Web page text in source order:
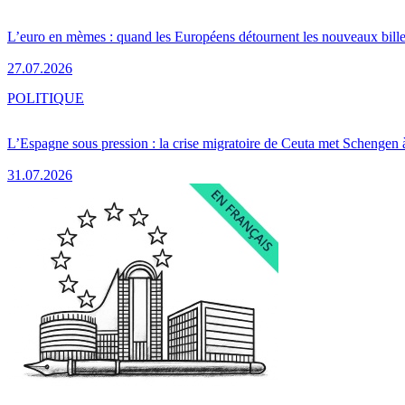
L’euro en mèmes : quand les Européens détournent les nouveaux
27.07.2026
L’Espagne sous pression : la crise migratoire de Ceuta met Schengen
31.07.2026
POLITIQUE